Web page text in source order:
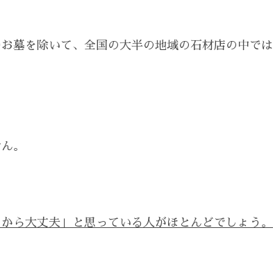
墓を除いて、全国の大半の地域の石材店の中では
。
ら大丈夫」と思っている人がほとんどでしょう。